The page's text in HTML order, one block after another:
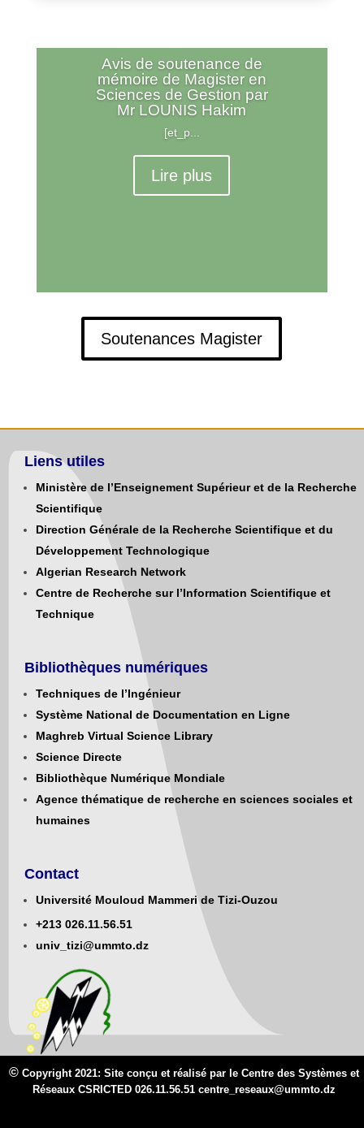
Avis de soutenance de
mémoire de Magister en
Sciences de Gestion par
Mr LOUNIS Hakim
[et_p...
Lire plus
Soutenances Magister
Liens utiles
Ministère de l’Enseignement Supérieur et de la Recherche
Scientifique
Direction Générale de la Recherche Scientifique et du
Développement Technologique
Algerian Research Network
Centre de Recherche sur l’Information Scientifique et
Technique
Bibliothèques numériques
Techniques de l’Ingénieur
Système National de Documentation en Ligne
Maghreb Virtual Science Library
Science Directe
Bibliothèque Numérique Mondiale
Agence thématique de recherche en sciences sociales et
humaines
Contact
Université Mouloud Mammeri de Tizi-Ouzou
+213 026.11.56.51
univ_tizi@ummto.dz
© Copyright 2021: Site conçu et réalisé par le Centre des Systèmes et
Réseaux CSRICTED 026.11.56.51 centre_reseaux@ummto.dz